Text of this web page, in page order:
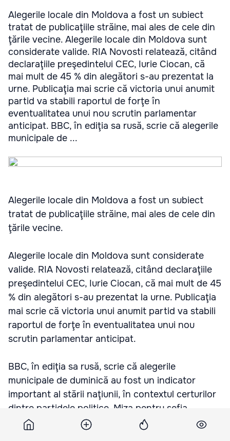
Alegerile locale din Moldova a fost un subiect
tratat de publicaţiile străine, mai ales de cele din
ţările vecine. Alegerile locale din Moldova sunt
considerate valide. RIA Novosti relatează, citând
declaraţiile preşedintelui CEC, Iurie Ciocan, că
mai mult de 45 % din alegători s-au prezentat la
urne. Publicaţia mai scrie că victoria unui anumit
partid va stabili raportul de forţe în
eventualitatea unui nou scrutin parlamentar
anticipat. BBC, în ediţia sa rusă, scrie că alegerile
municipale de ...
Alegerile locale din Moldova a fost un subiect
tratat de publicaţiile străine, mai ales de cele din
ţările vecine.
Alegerile locale din Moldova sunt considerate
valide. RIA Novosti relatează, citând declaraţiile
preşedintelui CEC, Iurie Ciocan, că mai mult de 45
% din alegători s-au prezentat la urne. Publicaţia
mai scrie că victoria unui anumit partid va stabili
raportul de forţe în eventualitatea unui nou
scrutin parlamentar anticipat.
BBC, în ediţia sa rusă, scrie că alegerile
municipale de duminică au fost un indicator
important al stării naţiunii, în contextul certurilor
dintre partidele politice. Miza pentru şefia
Capitalei este extrem de mare, mai ales acum,